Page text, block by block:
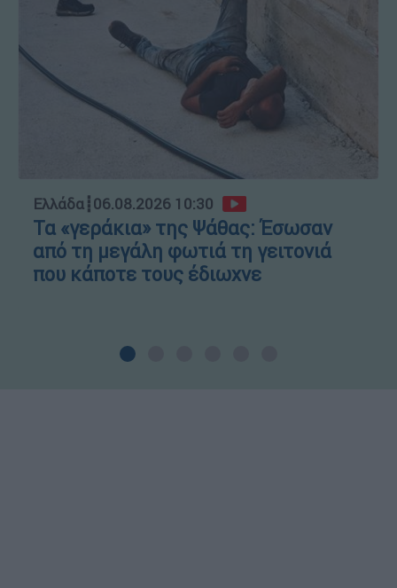
Ελλάδα┋06.08.2026 10:30
Τα «γεράκια» της Ψάθας: Έσωσαν
από τη μεγάλη φωτιά τη γειτονιά
που κάποτε τους έδιωχνε